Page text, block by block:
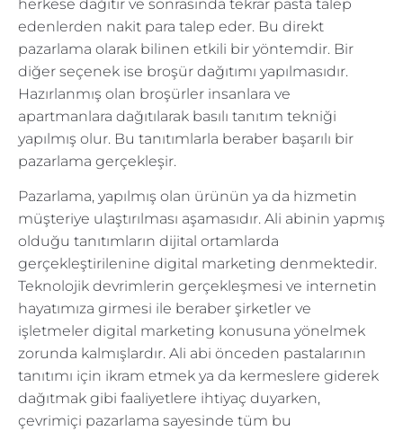
herkese dağıtır ve sonrasında tekrar pasta talep
edenlerden nakit para talep eder. Bu direkt
pazarlama olarak bilinen etkili bir yöntemdir. Bir
diğer seçenek ise broşür dağıtımı yapılmasıdır.
Hazırlanmış olan broşürler insanlara ve
apartmanlara dağıtılarak basılı tanıtım tekniği
yapılmış olur. Bu tanıtımlarla beraber başarılı bir
pazarlama gerçekleşir.
Pazarlama, yapılmış olan ürünün ya da hizmetin
müşteriye ulaştırılması aşamasıdır. Ali abinin yapmış
olduğu tanıtımların dijital ortamlarda
gerçekleştirilenine digital marketing denmektedir.
Teknolojik devrimlerin gerçekleşmesi ve internetin
hayatımıza girmesi ile beraber şirketler ve
işletmeler digital marketing konusuna yönelmek
zorunda kalmışlardır. Ali abi önceden pastalarının
tanıtımı için ikram etmek ya da kermeslere giderek
dağıtmak gibi faaliyetlere ihtiyaç duyarken,
çevrimiçi pazarlama sayesinde tüm bu